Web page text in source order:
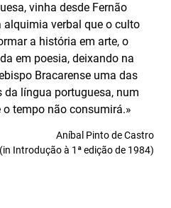
vinha desde Fernão
alquimia verbal que o culto
a história em arte, o
em poesia, deixando na
Bracarense uma das
língua portuguesa, num
tempo não consumirá.»
Aníbal Pinto de Castro
(in Introdução à 1ª edição de 1984)